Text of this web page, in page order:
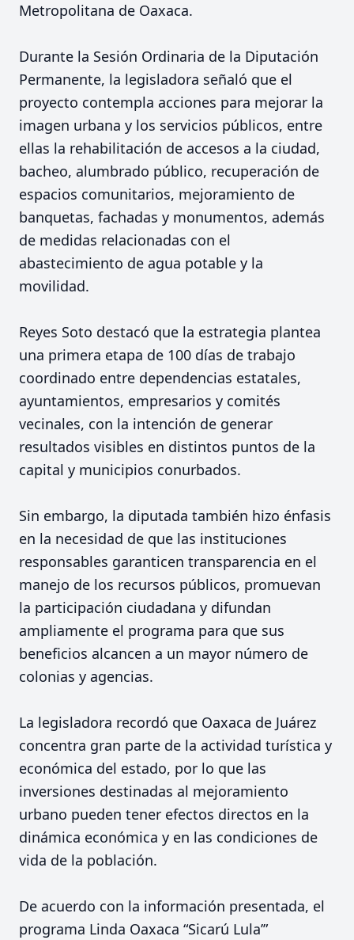
Metropolitana de Oaxaca.
Durante la Sesión Ordinaria de la Diputación
Permanente, la legisladora señaló que el
proyecto contempla acciones para mejorar la
imagen urbana y los servicios públicos, entre
ellas la rehabilitación de accesos a la ciudad,
bacheo, alumbrado público, recuperación de
espacios comunitarios, mejoramiento de
banquetas, fachadas y monumentos, además
de medidas relacionadas con el
abastecimiento de agua potable y la
movilidad.
Reyes Soto destacó que la estrategia plantea
una primera etapa de 100 días de trabajo
coordinado entre dependencias estatales,
ayuntamientos, empresarios y comités
vecinales, con la intención de generar
resultados visibles en distintos puntos de la
capital y municipios conurbados.
Sin embargo, la diputada también hizo énfasis
en la necesidad de que las instituciones
responsables garanticen transparencia en el
manejo de los recursos públicos, promuevan
la participación ciudadana y difundan
ampliamente el programa para que sus
beneficios alcancen a un mayor número de
colonias y agencias.
La legisladora recordó que Oaxaca de Juárez
concentra gran parte de la actividad turística y
económica del estado, por lo que las
inversiones destinadas al mejoramiento
urbano pueden tener efectos directos en la
dinámica económica y en las condiciones de
vida de la población.
De acuerdo con la información presentada, el
programa Linda Oaxaca “Sicarú Lula’”